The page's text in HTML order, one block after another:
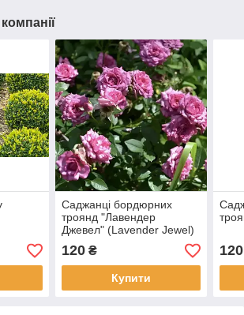
Саджанці бордюрних
троянд "Лавендер
Джевел" (Lavender Jewel)
120₴
Купити
120